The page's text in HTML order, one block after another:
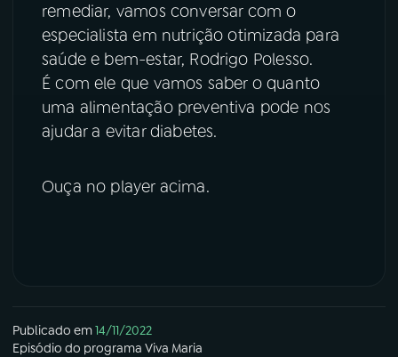
TikTok
remediar, vamos conversar com o
especialista em nutrição otimizada para
saúde e bem-estar, Rodrigo Polesso.
É com ele que vamos saber o quanto
uma alimentação preventiva pode nos
ajudar a evitar diabetes.
Ouça no player acima.
Publicado em14/11/2022
Episódio do programa Viva Maria